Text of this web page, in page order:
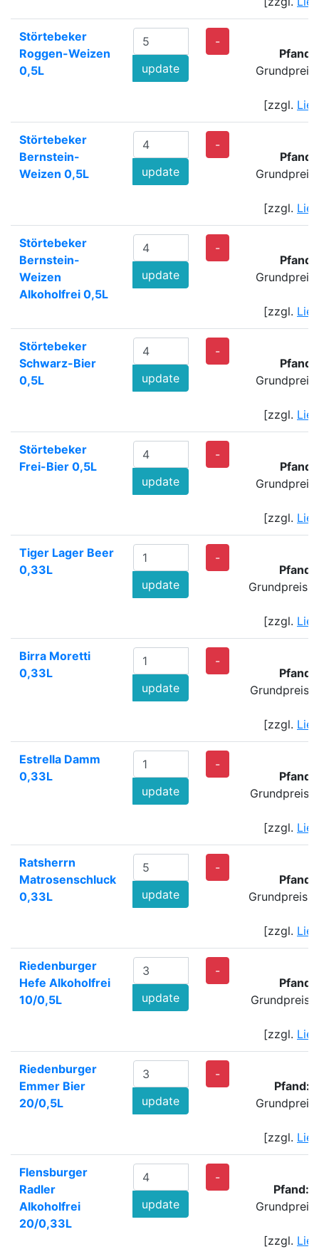
Störtebeker
Roggen-Weizen
0,5L
update
-
Pfand:
[zzgl.
Störtebeker
Bernstein-
Weizen 0,5L
update
-
Pfand:
[zzgl.
Störtebeker
Bernstein-
Weizen
Alkoholfrei 0,5L
update
-
Pfand:
[zzgl.
Störtebeker
Schwarz-Bier
0,5L
update
-
Pfand:
[zzgl.
Störtebeker
Frei-Bier 0,5L
update
-
Pfand:
[zzgl.
Tiger Lager Beer
0,33L
update
-
Pfand:
Grundpreis:
[zzgl.
Birra Moretti
0,33L
update
-
Pfand:
Grundpreis:
[zzgl.
Estrella Damm
0,33L
update
-
Pfand:
Grundpreis:
[zzgl.
Ratsherrn
Matrosenschluck
0,33L
update
-
Pfand:
Grundpreis:
[zzgl.
Riedenburger
Hefe Alkoholfrei
10/0,5L
update
-
Pfand:
Grundpreis:
[zzgl.
Riedenburger
Emmer Bier
20/0,5L
update
-
Pfand:
[zzgl.
Flensburger
Radler
Alkoholfrei
20/0,33L
update
-
Pfand:
[zzgl.